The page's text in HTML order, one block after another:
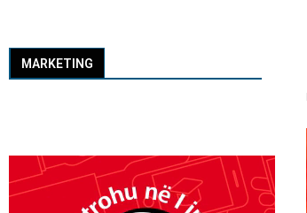
MARKETING